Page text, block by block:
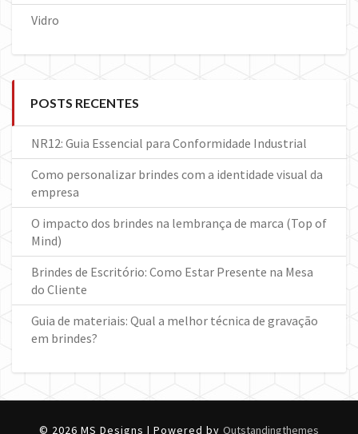
Vidro
POSTS RECENTES
NR12: Guia Essencial para Conformidade Industrial
Como personalizar brindes com a identidade visual da
empresa
O impacto dos brindes na lembrança de marca (Top of
Mind)
Brindes de Escritório: Como Estar Presente na Mesa
do Cliente
Guia de materiais: Qual a melhor técnica de gravação
em brindes?
© 2026 MS Designs | Powered by Outstandingthemes